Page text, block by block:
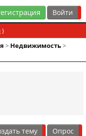
)
> Недвижимость>
тему Опрос